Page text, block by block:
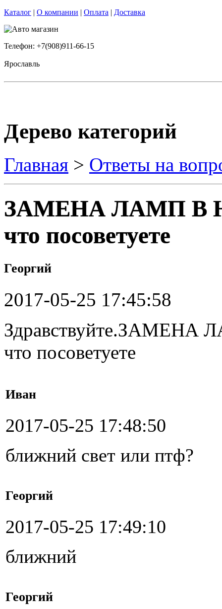
Каталог | О компании | Оплата | Доставка
Телефон: +7(908)911-66-15
Ярославль
Дерево категорий
Главная > Ответы на
ЗАМЕНА ЛАМП В
что посоветуете
Георгий
2017-05-25 17:45:58
что посоветуете
Иван
2017-05-25 17:48:50
ближний свет или птф?
Георгий
2017-05-25 17:49:10
ближний
Георгий